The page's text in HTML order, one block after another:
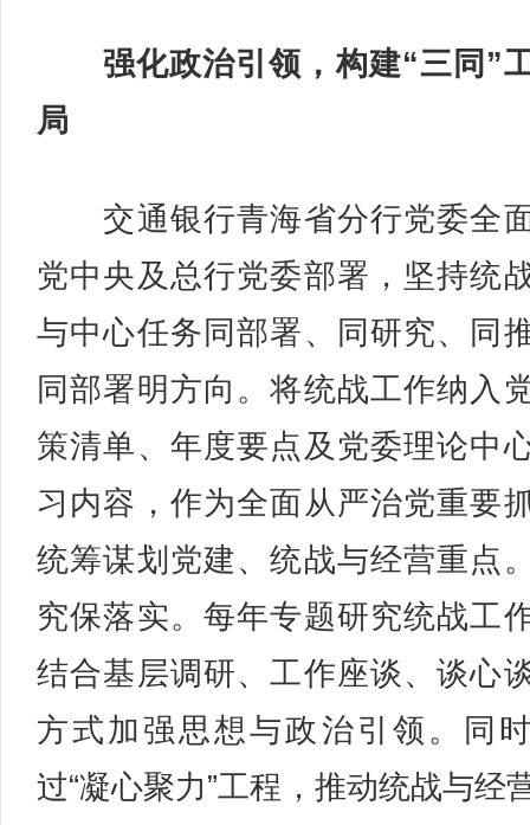
强化政治引领，构建“三同”
局
交通银行青海省分行党委全
党中央及总行党委部署，坚持统
与中心任务同部署、同研究、同
同部署明方向。将统战工作纳入
策清单、年度要点及党委理论中
习内容，作为全面从严治党重要
统筹谋划党建、统战与经营重点
究保落实。每年专题研究统战工
结合基层调研、工作座谈、谈心
方式加强思想与政治引领。同
过“凝心聚力”工程，推动统战与经